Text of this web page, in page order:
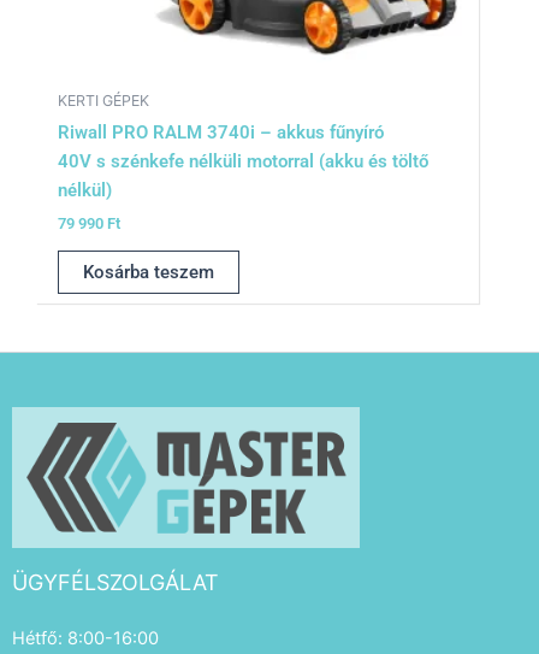
KERTI GÉPEK
Riwall PRO RALM 3740i – akkus fűnyíró
40V s szénkefe nélküli motorral (akku és töltő
nélkül)
79 990 Ft
Kosárba teszem
ÜGYFÉLSZOLGÁLAT
Hétfő: 8:00-16:00